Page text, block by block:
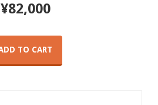
¥82,000
TO CART